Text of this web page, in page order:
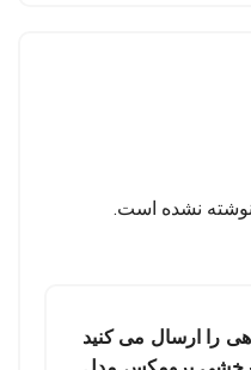
نشده است.
را ارسال می کنید